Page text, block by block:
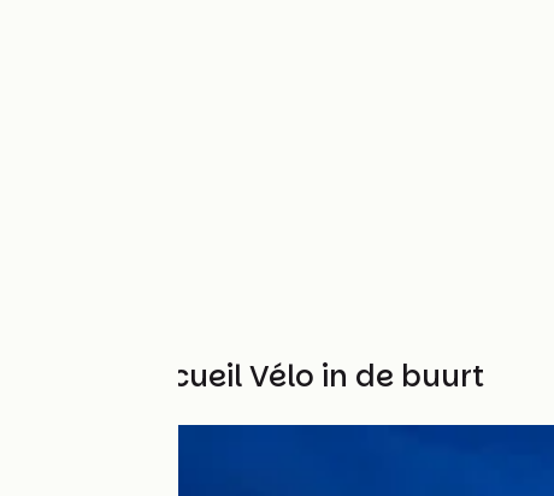
Andere Accueil Vélo in de buurt